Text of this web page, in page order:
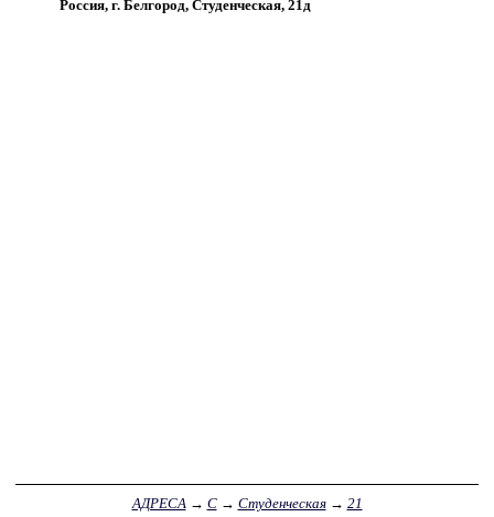
Россия, г. Белгород, Студенческая, 21д
АДРЕСА → С→ Студенческая→ 21